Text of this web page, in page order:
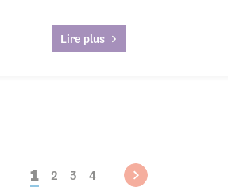
Lire plus
1 2 3 4